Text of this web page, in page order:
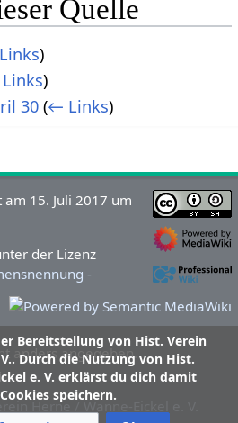
Quelle
)
)
30 (← Links)
Bereitstellung von Hist. Verein
Durch die Nutzung von Hist.
e. V. erklärst du dich damit
speichern.
15. Juli 2017 um
der Lizenz
-
anders angegeben.
Herne / Wanne-Eickel e. V.